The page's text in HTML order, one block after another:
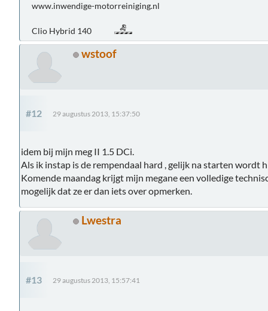
www.inwendige-motorreiniging.nl
Clio Hybrid 140
wstoof
#12 29 augustus 2013, 15:37:50
idem bij mijn meg II 1.5 DCi.
Als ik instap is de rempendaal hard , gelijk na starten wordt
Komende maandag krijgt mijn megane een volledige
mogelijk dat ze er dan iets over opmerken.
Lwestra
#13 29 augustus 2013, 15:57:41